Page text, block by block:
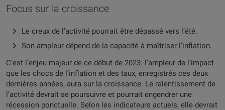
Focus sur la croissance
Le creux de l’activité pourrait être dépassé vers l’été.
Son ampleur dépend de la capacité à maîtriser l’inflation.
C’est l’enjeu majeur de ce début de 2023: l’ampleur de l’impact
que les chocs de l’inflation et des taux, enregistrés ces deux
dernières années, aura sur la croissance. Le ralentissement de
l’activité devrait se poursuivre et pourrait engendrer une
récession ponctuelle. Selon les indicateurs actuels, elle devrait